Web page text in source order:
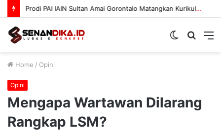
Prodi PAI IAIN Sultan Amai Gorontalo Matangkan Kurikulum OBE
Search
Switch
Home / Opini
Opini
Mengapa Wartawan Dilarang
Rangkap LSM?